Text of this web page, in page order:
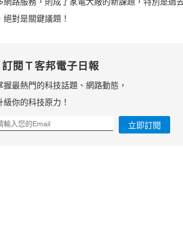
路服務，則成了家電大廠的新課題，特別是過
對是關鍵議題！
訂閱Ｔ客邦電子日報
握最熱門的科技話題、網路動態，
級你的科技原力！
立即訂閱